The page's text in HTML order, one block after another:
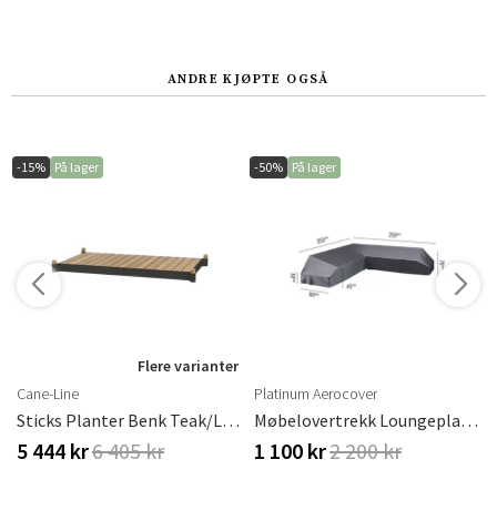
ANDRE KJØPTE OGSÅ
-15% På lager
Flere varianter
Cane-Line
Sticks Planter Benk Teak/lava Grey
5 444 kr6 405 kr
-50% På lager
Platinum Aerocover
Møbelovertrekk Loungeplattform 255x255x90xH30/45/70
1 100 kr2 200 kr